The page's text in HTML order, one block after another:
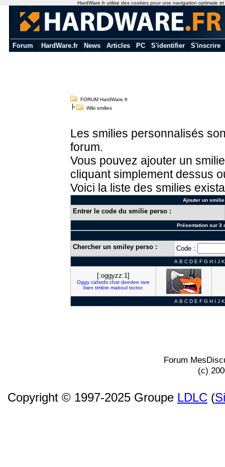
Forum HardWare.fr News Articles PC S'identifier S'inscrire
FORUM HardWare.fr
Wiki smilies
Les smilies personnalisés
forum.
Vous pouvez ajouter un
cliquant simplement dessus
Voici la liste des smilies
Ajouter un
Entrer le code du smilie perso :
Présentation sur 3
Chercher un smiley perso : Code :
A B C D E F G H I J K
[:oggyzz:1]
Oggy cafards chat deedee tare
bien timbre maboul toctoc
A B C D E F G H I J K
Forum
(c)
Copyright © 1997-2025 Groupe LDLC (
HardWare.fr utilise des cookies pour une navigation optimale